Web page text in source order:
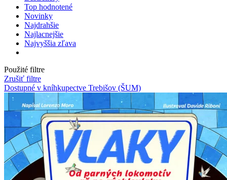
Top hodnotené
Novinky
Najdrahšie
Najlacnejšie
Najvyššia zľava
Použité filtre
Zrušiť filtre
Dostupné v kníhkupectve Trebišov (ŠUM)